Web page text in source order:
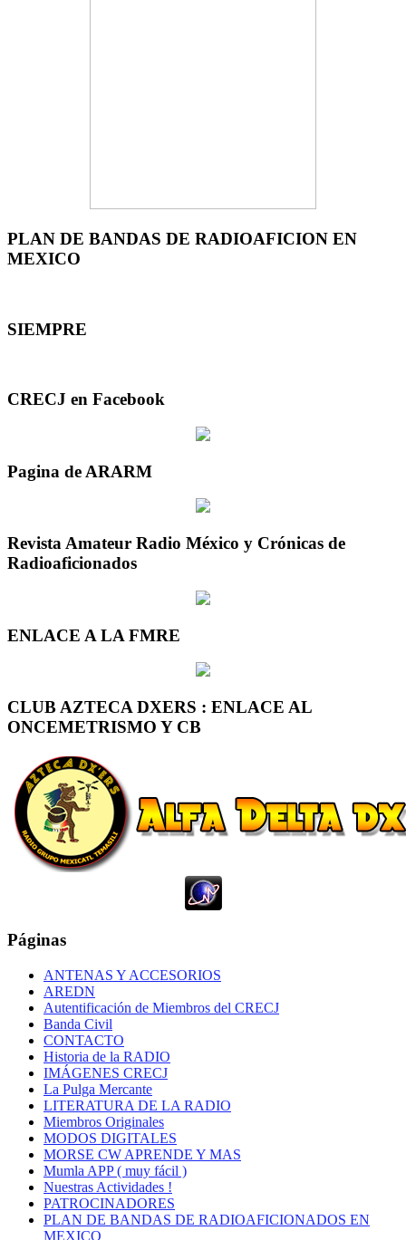
PLAN DE BANDAS DE RADIOAFICION EN
MEXICO
SIEMPRE
CRECJ en Facebook
Pagina de ARARM
Revista Amateur Radio México y Crónicas de
Radioaficionados
ENLACE A LA FMRE
CLUB AZTECA DXERS : ENLACE AL
ONCEMETRISMO Y CB
Páginas
ANTENAS Y ACCESORIOS
AREDN
Autentificación de Miembros del CRECJ
Banda Civil
CONTACTO
Historia de la RADIO
IMÁGENES CRECJ
La Pulga Mercante
LITERATURA DE LA RADIO
Miembros Originales
MODOS DIGITALES
MORSE CW APRENDE Y MAS
Mumla APP ( muy fácil )
Nuestras Actividades !
PATROCINADORES
PLAN DE BANDAS DE RADIOAFICIONADOS EN
MEXICO